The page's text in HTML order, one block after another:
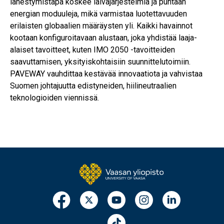
energian moduuleja, mikä varmistaa luotettavuuden
erilaisten globaalien määräysten yli. Kaikki havainnot
kootaan konfiguroitavaan alustaan, joka yhdistää laaja-
alaiset tavoitteet, kuten IMO 2050 -tavoitteiden
saavuttamisen, yksityiskohtaisiin suunnittelutoimiin.
PAVEWAY vauhdittaa kestävää innovaatiota ja vahvistaa
Suomen johtajuutta edistyneiden, hiilineutraalien
teknologioiden viennissä.